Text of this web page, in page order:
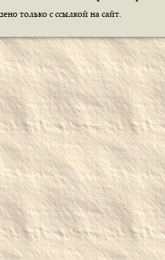
только с ссылкой на сайт.